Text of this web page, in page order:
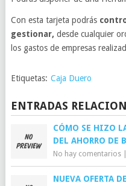
Con esta tarjeta podrás
gestionar, desde cualquier
los gastos de empresas
Etiquetas: Caja Duero
ENTRADAS
CÓMO SE HIZO
DEL AHORRO DE
No hay comentarios|
NUEVA OFERTA